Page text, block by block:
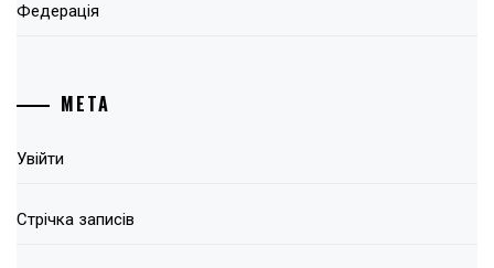
Федерація
МЕТА
Увійти
Стрічка записів